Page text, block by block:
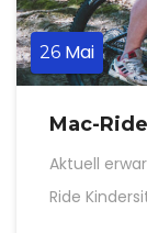
26 Mai
Mac-
Aktuell
Ride